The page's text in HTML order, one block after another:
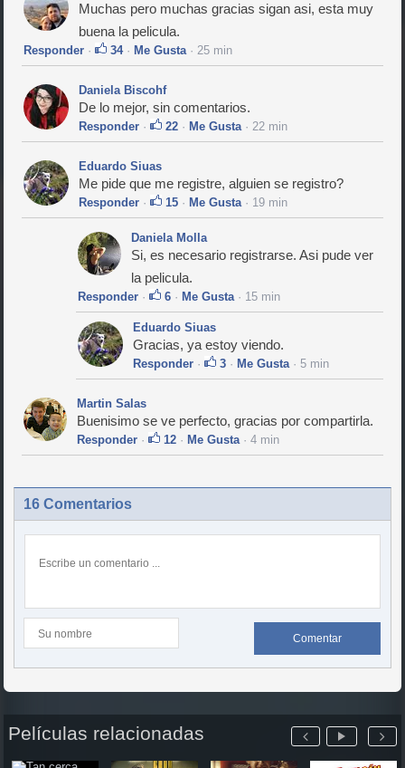
Muchas pero muchas gracias sigan asi, esta muy
buena la pelicula.
Responder · 34· Me Gusta· 25 min
Daniela Biscohf
De lo mejor, sin comentarios.
Responder · 22 · Me Gusta· 22 min
Eduardo Siuas
Me pide que me registre, alguien se registro?
Responder · 15 · Me Gusta· 19 min
Daniela Molla
Si, es necesario registrarse. Asi pude ver
la pelicula.
Responder · 6 · Me Gusta· 15 min
Eduardo Siuas
Gracias, ya estoy viendo.
Responder · 3 · Me Gusta· 5 min
Martin Salas
Buenisimo se ve perfecto, gracias por compartirla.
Responder · 12 · Me Gusta· 4 min
16 Comentarios
Comentar
Películas relacionadas